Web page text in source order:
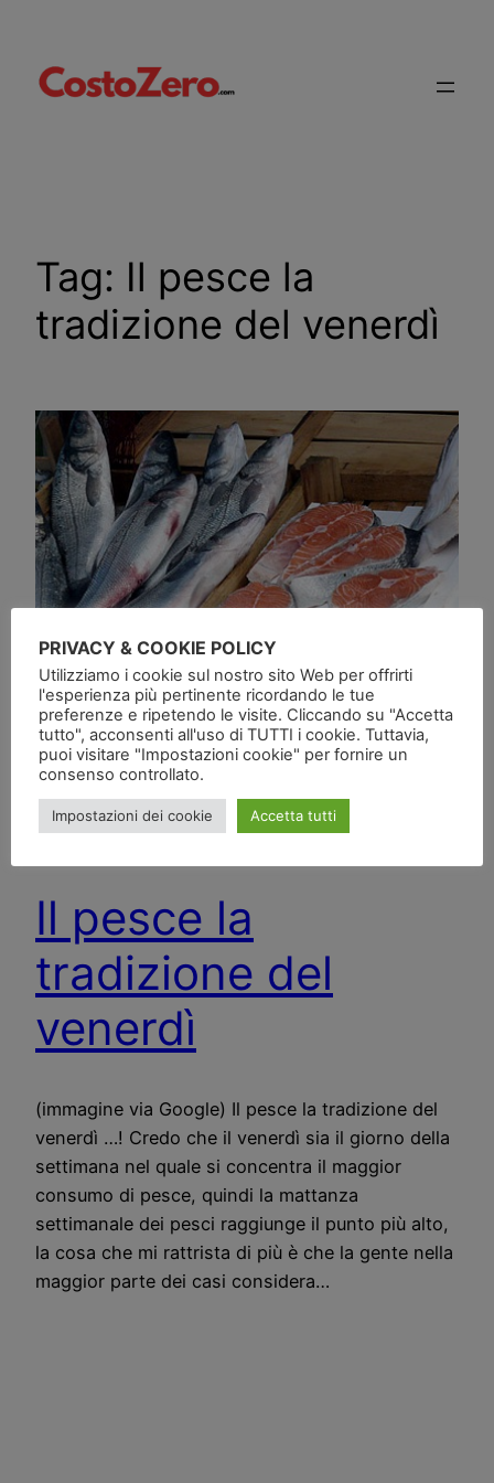
contenuto
Tag: Il pesce la
tradizione del venerdì
Il pesce la
tradizione del
venerdì
(immagine via Google) Il pesce la tradizione del
venerdì …! Credo che il venerdì sia il giorno della
settimana nel quale si concentra il maggior
consumo di pesce, quindi la mattanza
settimanale dei pesci raggiunge il punto più alto,
la cosa che mi rattrista di più è che la gente nella
maggior parte dei casi considera…
PRIVACY & COOKIE POLICY
Utilizziamo i cookie sul nostro sito Web per offrirti
l'esperienza più pertinente ricordando le tue
preferenze e ripetendo le visite. Cliccando su "Accetta
tutto", acconsenti all'uso di TUTTI i cookie. Tuttavia,
puoi visitare "Impostazioni cookie" per fornire un
consenso controllato.
Impostazioni dei cookie Accetta tutti